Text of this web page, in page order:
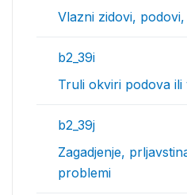
Vlazni zidovi, podovi,
b2_39i
Truli okviri podova ili
b2_39j
Zagadjenje,
problemi